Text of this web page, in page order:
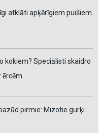
atklāti apķērīgiem puišiem.
kokiem? Speciālisti skaidro
ērcēm
pirmie: Mizotie gurķi